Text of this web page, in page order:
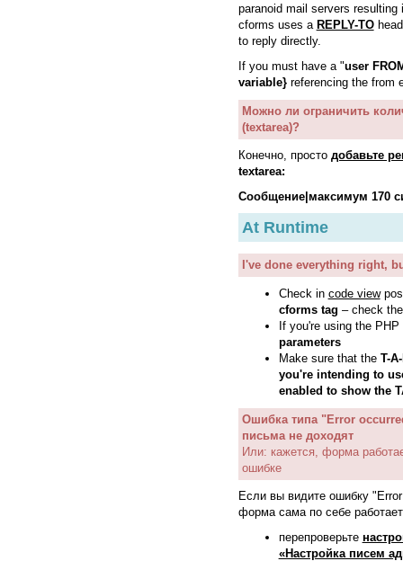
paranoid mail servers
cforms uses a REPLY-TO
to reply directly.
If you must have a "user
variable}referencing the from
Можно ли ограничить
(textarea)?
Конечно, просто добавьте
textarea:
Сообщение|максимум 170
At Runtime
I've done everything right,
Check in code view
cforms tag – check
If you're using the
parameters
Make sure that the T-
you're intending to
enabled to show the
Ошибка типа "Error
письма не доходят
Или: кажется, форма
ошибке
Если вы видите ошибку
форма сама по себе
перепроверьте
«Настройка писем